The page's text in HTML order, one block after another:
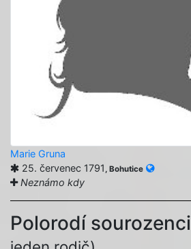
Marie Gruna
25. červenec 1791 , Bohutice
Neznámo kdy
Polorodí sourozenci